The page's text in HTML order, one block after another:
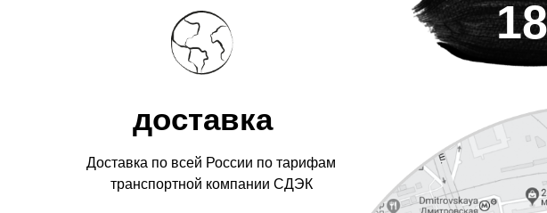
Доставка по всей России по тарифам
транспортной компании СДЭК
доставка